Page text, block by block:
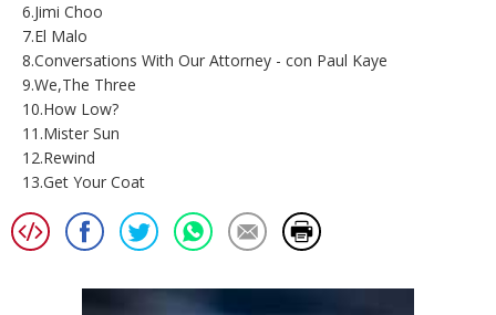
6.Jimi Choo
7.El Malo
8.Conversations With Our Attorney - con Paul Kaye
9.We,The Three
10.How Low?
11.Mister Sun
12.Rewind
13.Get Your Coat